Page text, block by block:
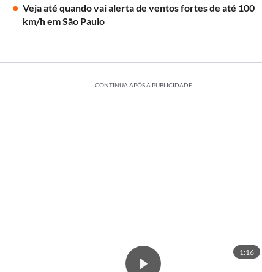
Veja até quando vai alerta de ventos fortes de até 100
km/h em São Paulo
CONTINUA APÓS A PUBLICIDADE
1:16